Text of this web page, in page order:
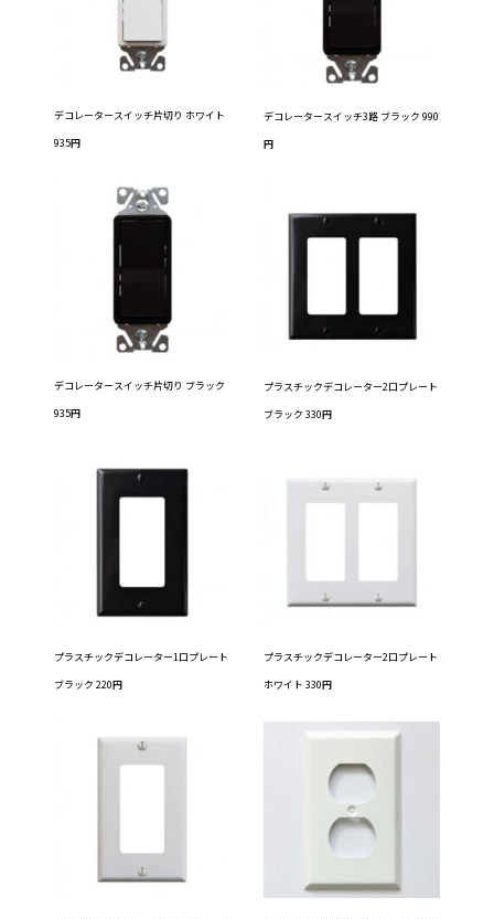
デコレータースイッチ片切り ホワイト
935円
デコレータースイッチ3路 ブラック 990
円
デコレータースイッチ片切り ブラック
935円
プラスチックデコレーター2口プレート
ブラック 330円
プラスチックデコレーター1口プレート
ブラック 220円
プラスチックデコレーター2口プレート
ホワイト 330円